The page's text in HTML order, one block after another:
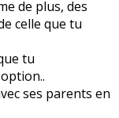
de plus, des
celle que tu
tu
ses parents en